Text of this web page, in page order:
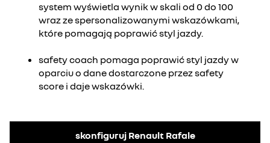
system wyświetla wynik w skali od 0 do 100
wraz ze spersonalizowanymi wskazówkami,
które pomagają poprawić styl jazdy.
safety coach pomaga poprawić styl jazdy w
oparciu o dane dostarczone przez safety
score i daje wskazówki.
skonfiguruj Renault Rafale